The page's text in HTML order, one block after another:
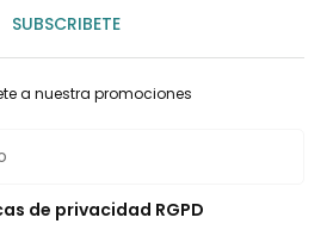
SUBSCRIBETE
a nuestra promociones
de privacidad RGPD